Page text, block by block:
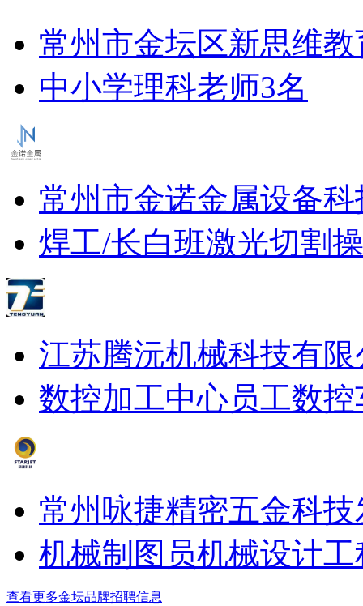
常州市金坛区新思维
中小学理科老师3名
常州市金诺金属设备
焊工/长白班激光切割
江苏腾沅机械科技有限
数控加工中心员工数控
常州咏捷精密五金科
机械制图员机械设计工
查看更多金坛品牌招聘信息